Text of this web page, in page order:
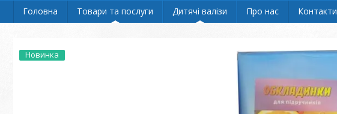
Головна Товари та послуги Дитячі валізи Про нас Контакти
Новинка